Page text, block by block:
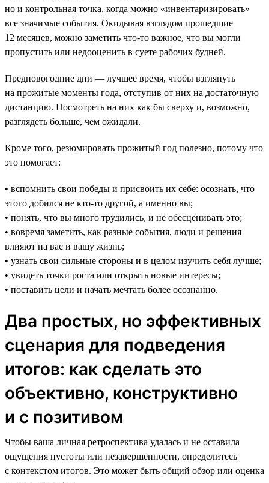
но и контрольная точка, когда можно «инвентаризировать»
все значимые события. Окидывая взглядом прошедшие
12 месяцев, можно заметить что-то важное, что вы могли
пропустить или недооценить в суете рабочих будней.
Предновогодние дни — лучшее время, чтобы взглянуть
на прожитые моменты года, отступив от них на достаточную
дистанцию. Посмотреть на них как бы сверху и, возможно,
разглядеть больше, чем ожидали.
Кроме того, резюмировать прожитый год полезно, потому что
это помогает:
• вспомнить свои победы и присвоить их себе: осознать, что
этого добился не кто-то другой, а именно вы;
• понять, что вы много трудились, и не обесценивать это;
• вовремя заметить, как разные события, люди и решения
влияют на вас и вашу жизнь;
• узнать свои сильные стороны и в целом изучить себя лучше;
• увидеть точки роста или открыть новые интересы;
• поставить цели и начать мечтать более осознанно.
Два простых, но эффективных
сценария для подведения
итогов: как сделать это
объективно, конструктивно
и с позитивом
Чтобы ваша личная ретроспектива удалась и не оставила
ощущения пустоты или незавершённости, определитесь
с контекстом итогов. Это может быть общий обзор или оценка